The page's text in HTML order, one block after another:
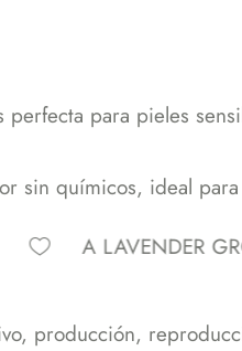
para pieles
sin químicos, ideal
A LAVENDER GROUP
producción,